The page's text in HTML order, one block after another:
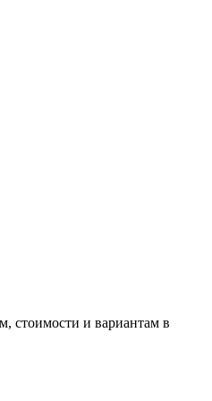
стоимости и вариантам в